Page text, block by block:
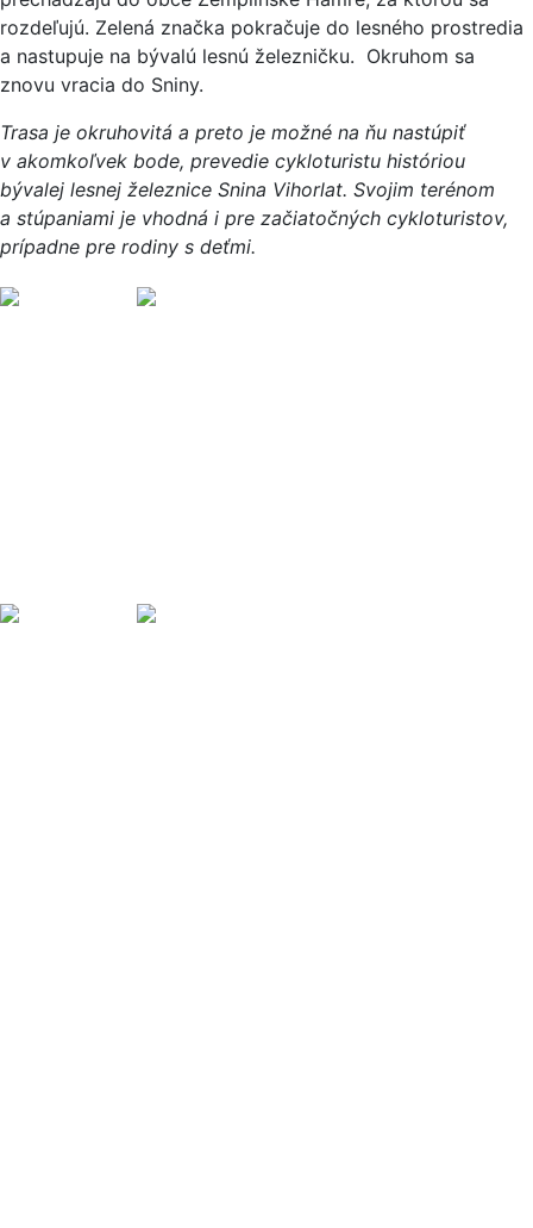
rozdeľujú. Zelená značka pokračuje do lesného prostredia
a nastupuje na bývalú lesnú železničku. Okruhom sa
znovu vracia do Sniny.
Trasa je okruhovitá a preto je možné na ňu nastúpiť
v akomkoľvek bode, prevedie cykloturistu históriou
bývalej lesnej železnice Snina Vihorlat. Svojim terénom
a stúpaniami je vhodná i pre začiatočných cykloturistov,
prípadne pre rodiny s deťmi.